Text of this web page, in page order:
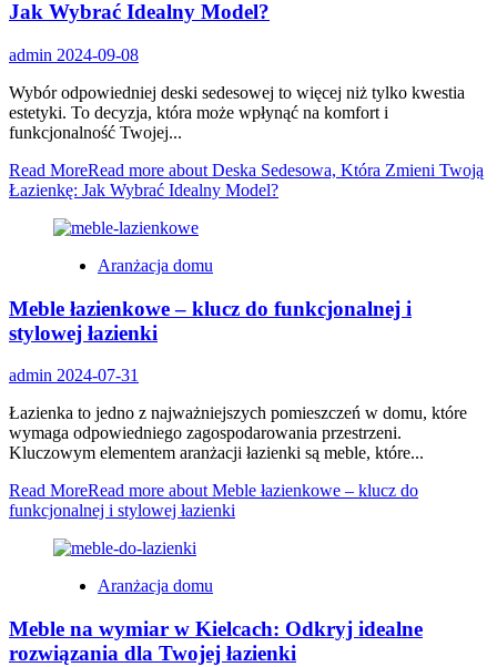
Jak Wybrać Idealny Model?
admin 2024-09-08
Wybór odpowiedniej deski sedesowej to więcej niż tylko kwestia
estetyki. To decyzja, która może wpłynąć na komfort i
funkcjonalność Twojej...
Read MoreRead more about Deska Sedesowa, Która Zmieni Twoją
Łazienkę: Jak Wybrać Idealny Model?
Aranżacja domu
Meble łazienkowe – klucz do funkcjonalnej i
stylowej łazienki
admin 2024-07-31
Łazienka to jedno z najważniejszych pomieszczeń w domu, które
wymaga odpowiedniego zagospodarowania przestrzeni.
Kluczowym elementem aranżacji łazienki są meble, które...
Read MoreRead more about Meble łazienkowe – klucz do
funkcjonalnej i stylowej łazienki
Aranżacja domu
Meble na wymiar w Kielcach: Odkryj idealne
rozwiązania dla Twojej łazienki